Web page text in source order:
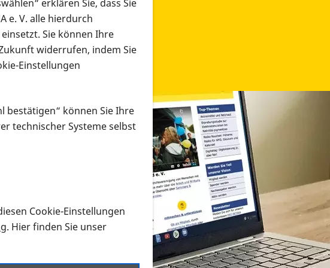
in verschiedenen Formaten an
Sie nach Infonmaterial suchen und dieses bestellen bzw. herunterladen
erklären Sie, dass Sie
e. V. alle hierdurch
Sie können Ihre
widerrufen, indem Sie
Einstellungen
bestätigen“ können Sie Ihre
technischer Systeme selbst
Cookie-Einstellungen
. Hier finden Sie unser